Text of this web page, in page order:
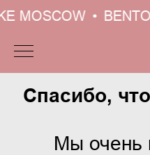
MOSCOW
Спасибо,
Мы очень